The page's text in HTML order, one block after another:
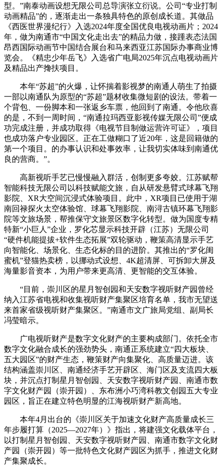
型。”南泰动画设想无限公司总导演张立衍说。公司“专业打制
动画精品”的，逐渐走出一条独具特色的原创成长道。其做品
《西医世界漫纪行》入选2024年度全国优良电视动画片；2024
年，做为南通市“中国文化走出去”的精品力做，接踵表态法国
昂西国际动画节中国结合展台和马来西亚江苏国际办事商业博
览会。《精忠少年岳飞》入选省广电局2025年沉点电视动画片
及精品出产搀扶项目。
本年“苏超”的火爆，让怀揣着影视梦的南通人萌生了拍摄
一部以南通队为原型的“苏超”题材收集微短剧的设法。带着一
个背包、一份脚本和一张返乡车票，他回到了南通。令他欣喜
的是，不到一周时间，“南通拉玛西亚影视传媒无限公司”便成
功完成注册，并成功取得《电视节目制做运营许可证》，项目
也成功落户专业园区。正在工做糊口了近20年，这是回籍做的
第一个项目。的办事认识和处事效率，让我切实体味到南通优
良的营商。”。
高新视听手艺已慢慢融入群活，创制更多夸姣。江苏赋帮
智能科技无限公司以科技赋能文旅，自从研发悬臂式球幕飞翔
影院、XR大空间沉浸式体验项目。此中，XR项目已使用于湖
南回禄探火太空体验馆、球幕飞翔影院、南浔古镇环幕飞翔影
院等文旅场景，帮推保守文旅景区数字化转型。做为国度专精
特新“小巨人”企业，罗化芯显示科技开辟（江苏）无限公司
“硬件机能提拔+软件生态拓展”双轮驱动，鞭策高清显示手艺
向智能化、场景化、生态化标的目的进阶。其推出的“罗化闺
蜜机”登猫热卖榜，以挪动式设想、4K超清屏、可拆卸大屏及
海量影音资本，为用户带来更高清、更智能的交互体验。
“目前，崇川区的星月智创园和天安数字视听财产园曾经
纳入江苏省电视和收集视听财产集聚区培育名单，我市无望送
来首家省级视听财产集聚区。”南通市文广旅局党组、副局长
冯莹暗示。
广电视听财产是数字文化财产的主要构成部门。依托全市
数字文化融合成长的强劲势头，南通正系统建立“四大板块、
五大园区”的财产生态，鞭策财产向集聚化、高质量迈进。该
结构涵盖崇川区、南通经济手艺开辟区、海门区及支流四大板
块，并沉点打制星月智创园、天安数字视听财产园、南通市数
字文化财产园（崇开园）、东布洲小巧湾科教文创园五大专业
园区，旨正在建立特色明显的江海视听财产新高地。
本年4月出台的《崇川区关于加速文化财产高质量成长三
年步履打算（2025—2027年）》指出，将建强文化载体平台，
以打制星月智创园、天安数字视听财产园、南通市数字文化财
产园（崇开园）等一批特色文化财产园区为抓手，推进文化财
产集聚成长。